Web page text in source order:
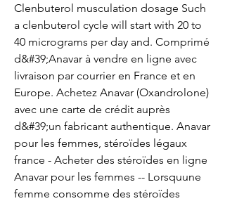
Clenbuterol musculation dosage Such
a clenbuterol cycle will start with 20 to
40 micrograms per day and. Comprimé
d&#39;Anavar à vendre en ligne avec
livraison par courrier en France et en
Europe. Achetez Anavar (Oxandrolone)
avec une carte de crédit auprès
d&#39;un fabricant authentique. Anavar
pour les femmes, stéroïdes légaux
france - Acheter des stéroïdes en ligne
Anavar pour les femmes -- Lorsquune
femme consomme des stéroïdes